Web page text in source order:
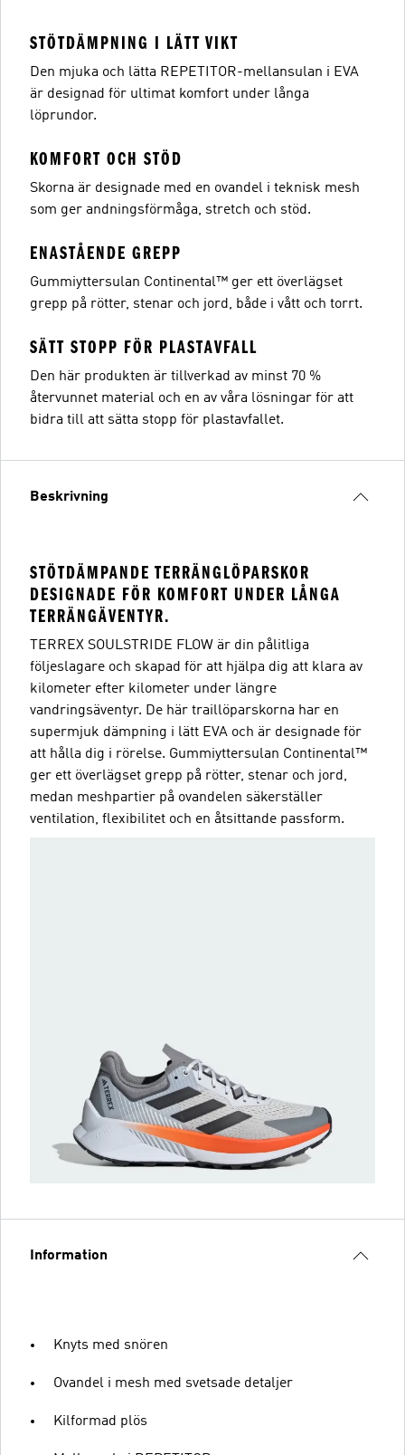
STÖTDÄMPNING I LÄTT VIKT
Den mjuka och lätta REPETITOR-mellansulan i EVA
är designad för ultimat komfort under långa
löprundor.
KOMFORT OCH STÖD
Skorna är designade med en ovandel i teknisk mesh
som ger andningsförmåga, stretch och stöd.
ENASTÅENDE GREPP
Gummiyttersulan Continental™ ger ett överlägset
grepp på rötter, stenar och jord, både i vått och torrt.
SÄTT STOPP FÖR PLASTAVFALL
Den här produkten är tillverkad av minst 70 %
återvunnet material och en av våra lösningar för att
bidra till att sätta stopp för plastavfallet.
Beskrivning
STÖTDÄMPANDE TERRÄNGLÖPARSKOR
DESIGNADE FÖR KOMFORT UNDER LÅNGA
TERRÄNGÄVENTYR.
TERREX SOULSTRIDE FLOW är din pålitliga
följeslagare och skapad för att hjälpa dig att klara av
kilometer efter kilometer under längre
vandringsäventyr. De här traillöparskorna har en
supermjuk dämpning i lätt EVA och är designade för
att hålla dig i rörelse. Gummiyttersulan Continental™
ger ett överlägset grepp på rötter, stenar och jord,
medan meshpartier på ovandelen säkerställer
ventilation, flexibilitet och en åtsittande passform.
Information
Knyts med snören
Ovandel i mesh med svetsade detaljer
Kilformad plös